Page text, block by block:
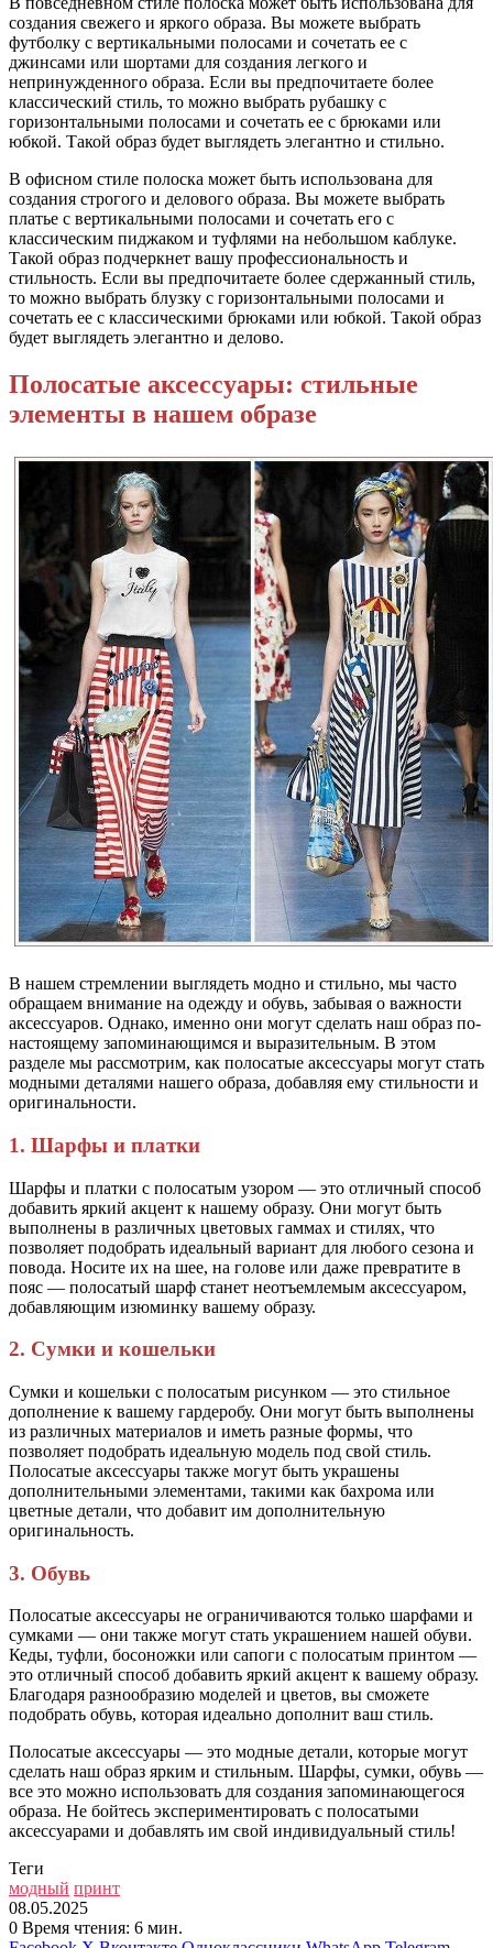
создания свежего и яркого образа. Вы можете выбрать
футболку с вертикальными полосами и сочетать ее с
джинсами или шортами для создания легкого и
непринужденного образа. Если вы предпочитаете более
классический стиль, то можно выбрать рубашку с
горизонтальными полосами и сочетать ее с брюками или
юбкой. Такой образ будет выглядеть элегантно и стильно.
В офисном стиле полоска может быть использована для
создания строгого и делового образа. Вы можете выбрать
платье с вертикальными полосами и сочетать его с
классическим пиджаком и туфлями на небольшом каблуке.
Такой образ подчеркнет вашу профессиональность и
стильность. Если вы предпочитаете более сдержанный стиль,
то можно выбрать блузку с горизонтальными полосами и
сочетать ее с классическими брюками или юбкой. Такой образ
будет выглядеть элегантно и делово.
Полосатые аксессуары: стильные
элементы в нашем образе
В нашем стремлении выглядеть модно и стильно, мы часто
обращаем внимание на одежду и обувь, забывая о важности
аксессуаров. Однако, именно они могут сделать наш образ по-
настоящему запоминающимся и выразительным. В этом
разделе мы рассмотрим, как полосатые аксессуары могут стать
модными деталями нашего образа, добавляя ему стильности и
оригинальности.
1. Шарфы и платки
Шарфы и платки с полосатым узором — это отличный способ
добавить яркий акцент к нашему образу. Они могут быть
выполнены в различных цветовых гаммах и стилях, что
позволяет подобрать идеальный вариант для любого сезона и
повода. Носите их на шее, на голове или даже превратите в
пояс — полосатый шарф станет неотъемлемым аксессуаром,
добавляющим изюминку вашему образу.
2. Сумки и кошельки
Сумки и кошельки с полосатым рисунком — это стильное
дополнение к вашему гардеробу. Они могут быть выполнены
из различных материалов и иметь разные формы, что
позволяет подобрать идеальную модель под свой стиль.
Полосатые аксессуары также могут быть украшены
дополнительными элементами, такими как бахрома или
цветные детали, что добавит им дополнительную
оригинальность.
3. Обувь
Полосатые аксессуары не ограничиваются только шарфами и
сумками — они также могут стать украшением нашей обуви.
Кеды, туфли, босоножки или сапоги с полосатым принтом —
это отличный способ добавить яркий акцент к вашему образу.
Благодаря разнообразию моделей и цветов, вы сможете
подобрать обувь, которая идеально дополнит ваш стиль.
Полосатые аксессуары — это модные детали, которые могут
сделать наш образ ярким и стильным. Шарфы, сумки, обувь —
все это можно использовать для создания запоминающегося
образа. Не бойтесь экспериментировать с полосатыми
аксессуарами и добавлять им свой индивидуальный стиль!
Теги
модный принт
08.05.2025
0 Время чтения: 6 мин.